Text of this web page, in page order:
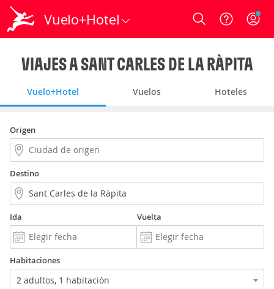
Vuelo+Hotel Login
VIAJES A SANT CARLES DE LA RÀPITA
Vuelo+Hotel Vuelos Hoteles
Origen
Destino
Ida Vuelta
Habitaciones